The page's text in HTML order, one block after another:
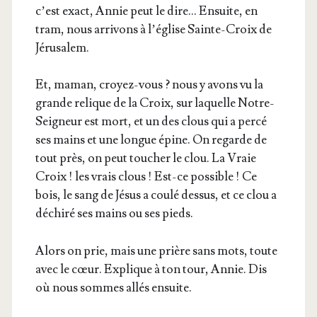
c’est exact, Annie peut le dire… Ensuite, en
tram, nous arri­vons à l’é­glise Sainte-Croix de
Jérusalem.
Et, maman, croyez-vous ? nous y avons vu la
grande relique de la Croix, sur laquelle Notre-
Sei­gneur est mort, et un des clous qui a per­cé
ses mains et une longue épine. On regarde de
tout près, on peut tou­cher le clou. La Vraie
Croix ! les vrais clous ! Est-ce pos­sible ! Ce
bois, le sang de Jésus a cou­lé des­sus, et ce clou a
déchi­ré ses mains ou ses pieds.
Alors on prie, mais une prière sans mots, toute
avec le cœur. Explique à ton tour, Annie. Dis
où nous sommes allés ensuite.